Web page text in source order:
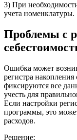
3) При
учета номенклатуры.
Проблемы с
Ошибка может
регистра
фиксируются все
учесть для
Если настройки
программы, это
расходов.
Решение: